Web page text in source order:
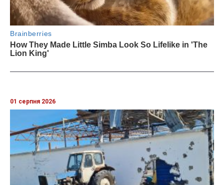
01 серпня 2026